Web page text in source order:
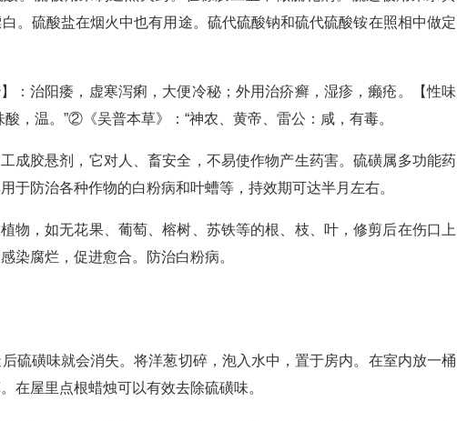
。硫酸盐在烟火中也有用途。硫代硫酸钠和硫代硫酸铵在照相中做定
：治阳痿，虚寒泻痢，大便冷秘；外用治疥癣，湿疹，癞疮。【性味
，温。”②《吴普本草》：“神农、黄帝、雷公：咸，有毒。
成胶悬剂，它对人、畜安全，不易使作物产生药害。硫磺属多功能药
于防治各种作物的白粉病和叶螬等，持效期可达半月左右。
物，如无花果、葡萄、榕树、苏铁等的根、枝、叶，修剪后在伤口上
染腐烂，促进愈合。防治白粉病。
硫磺味就会消失。将洋葱切碎，泡入水中，置于房内。在室内放一桶
在屋里点根蜡烛可以有效去除硫磺味。